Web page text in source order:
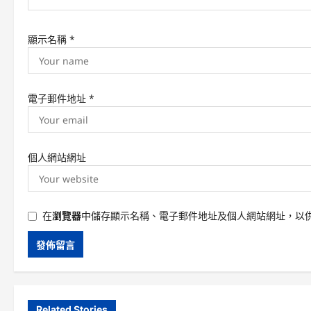
顯示名稱 *
電子郵件地址 *
個人網站網址
在瀏覽器中儲存顯示名稱、電子郵件地址及個人網站網址，以